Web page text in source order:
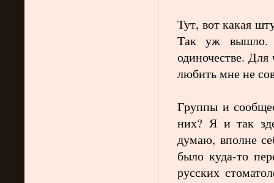
Тут, вот какая
Так уж вышло.
одиночестве.
любить мне не
Группы и
них? Я и так
думаю, вполне
было куда-то
русских